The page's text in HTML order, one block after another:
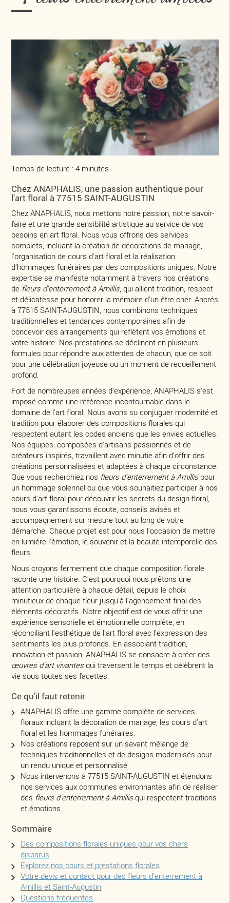
Temps de lecture : 4 minutes
Chez ANAPHALIS, une passion authentique pour
l'art floral à 77515 SAINT-AUGUSTIN
Chez ANAPHALIS, nous mettons notre passion, notre savoir-
faire et une grande sensibilité artistique au service de vos
besoins en art floral. Nous vous offrons des services
complets, incluant la création de décorations de mariage,
l'organisation de cours d'art floral et la réalisation
d'hommages funéraires par des compositions uniques. Notre
expertise se manifeste notamment à travers nos créations
de fleurs d'enterrement à Amillis, qui allient tradition, respect
et délicatesse pour honorer la mémoire d'un être cher. Ancrés
à 77515 SAINT-AUGUSTIN, nous combinons techniques
traditionnelles et tendances contemporaines afin de
concevoir des arrangements qui reflètent vos émotions et
votre histoire. Nos prestations se déclinent en plusieurs
formules pour répondre aux attentes de chacun, que ce soit
pour une célébration joyeuse ou un moment de recueillement
profond.
Fort de nombreuses années d'expérience, ANAPHALIS s'est
imposé comme une référence incontournable dans le
domaine de l'art floral. Nous avons su conjuguer modernité et
tradition pour élaborer des compositions florales qui
respectent autant les codes anciens que les envies actuelles.
Nos équipes, composées d'artisans passionnés et de
créateurs inspirés, travaillent avec minutie afin d'offrir des
créations personnalisées et adaptées à chaque circonstance.
Que vous recherchiez nos fleurs d'enterrement à Amillispour
un hommage solennel ou que vous souhaitiez participer à nos
cours d'art floral pour découvrir les secrets du design floral,
nous vous garantissons écoute, conseils avisés et
accompagnement sur mesure tout au long de votre
démarche. Chaque projet est pour nous l'occasion de mettre
en lumière l'émotion, le souvenir et la beauté intemporelle des
fleurs.
Nous croyons fermement que chaque composition florale
raconte une histoire. C'est pourquoi nous prêtons une
attention particulière à chaque détail, depuis le choix
minutieux de chaque fleur jusqu'à l'agencement final des
éléments décoratifs. Notre objectif est de vous offrir une
expérience sensorielle et émotionnelle complète, en
réconciliant l'esthétique de l'art floral avec l'expression des
sentiments les plus profonds. En associant tradition,
innovation et passion, ANAPHALIS se consacre à créer des
œuvres d'art vivantesqui traversent le temps et célèbrent la
vie sous toutes ses facettes.
Ce qu'il faut retenir
ANAPHALIS offre une gamme complète de services
floraux incluant la décoration de mariage, les cours d'art
floral et les hommages funéraires.
Nos créations reposent sur un savant mélange de
techniques traditionnelles et de designs modernisés pour
un rendu unique et personnalisé.
Nous intervenons à 77515 SAINT-AUGUSTIN et étendons
nos services aux communes environnantes afin de réaliser
des fleurs d'enterrement à Amillisqui respectent traditions
et émotions.
Sommaire
Des compositions florales uniques pour vos chers
disparus
Explorez nos cours et prestations florales
Votre devis et contact pour des fleurs d'enterrement à
Amillis et Saint-Augustin
Questions fréquentes